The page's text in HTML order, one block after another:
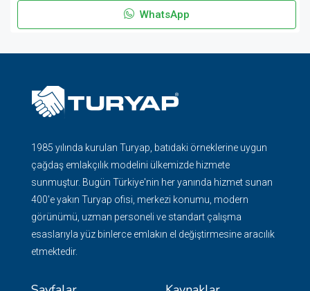
WhatsApp
1985 yılında kurulan Turyap, batıdaki örneklerine uygun
çağdaş emlakçılık modelini ülkemizde hizmete
sunmuştur. Bugün Türkiye'nin her yanında hizmet sunan
400'e yakın Turyap ofisi, merkezi konumu, modern
görünümü, uzman personeli ve standart çalışma
esaslarıyla yüz binlerce emlakın el değiştirmesine aracılık
etmektedir.